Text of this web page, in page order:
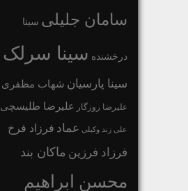
سامان جلیلی سینا
درخشنده سینا سرلک
سینا پارسیان شهاب مظفری
علیرضا روزگار علیرضا طلیسچی
علی زند وکیلی عماد فرزاد فرخ
فرزاد فرزین ماکان بند
محسن ابراهیم